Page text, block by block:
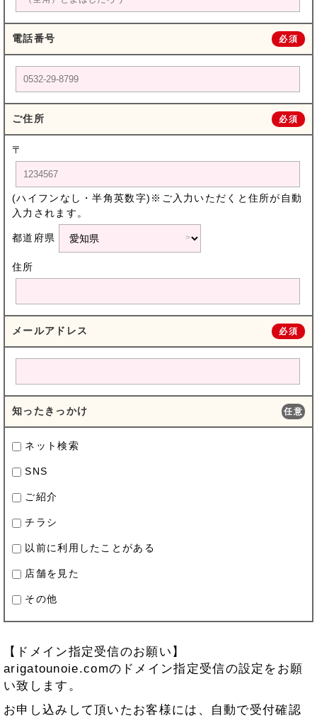
電話番号 必須
ご住所 必須
〒
(ハイフンなし・半角英数字)※ご入力いただくと住所が自動
入力されます。
都道府県
住所
メールアドレス 必須
知ったきっかけ 任意
ネット検索
SNS
ご紹介
チラシ
以前に利用したことがある
店舗を見た
その他
【ドメイン指定受信のお願い】
arigatounoie.comのドメイン指定受信の設定をお願
い致します。
お申し込みして頂いたお客様には、自動で受付確認